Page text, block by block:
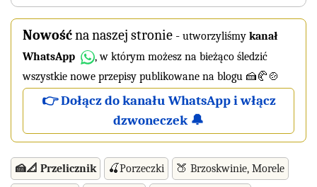
Nowośćna naszej stronie - utworzyliśmy kanał
WhatsApp
, w którym możesz na bieżąco śledzić
wszystkie nowe przepisy publikowane na blogu 🍰🥐🍲
👉 Dołącz do kanału WhatsApp i włącz
dzwoneczek 🔔
🍰📐 Przelicznik 🍒Porzeczki 🍑 Brzoskwinie, Morele